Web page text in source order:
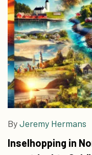
ByJeremy Hermans
Inselhopping in